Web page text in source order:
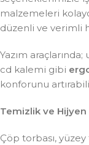
malzemeleri
düzenli ve verimli
Yazım
cd kalemi gibi
konforunu
Temizlik ve Hijyen
Çöp torbası,